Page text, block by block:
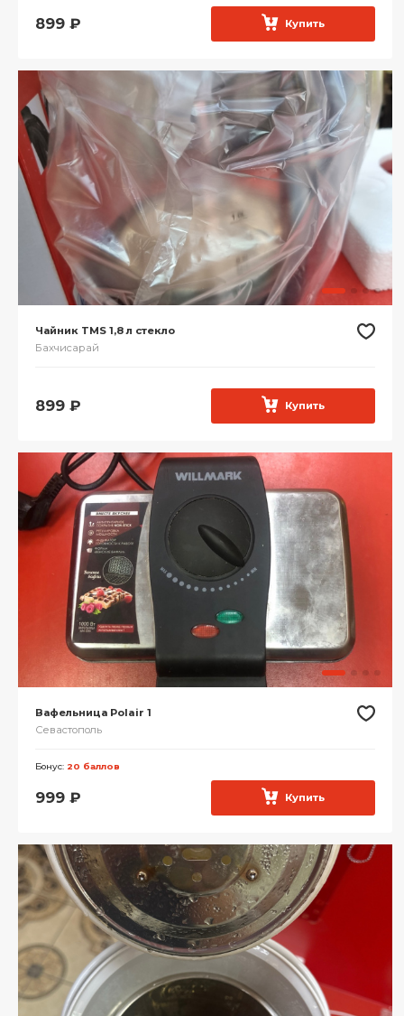
899 ₽ Купить
Чайник TMS 1,8 л стекло
Бахчисарай
899 ₽ Купить
Вафельница Polair 1
Севастополь
Бонус: 20 баллов
999 ₽ Купить